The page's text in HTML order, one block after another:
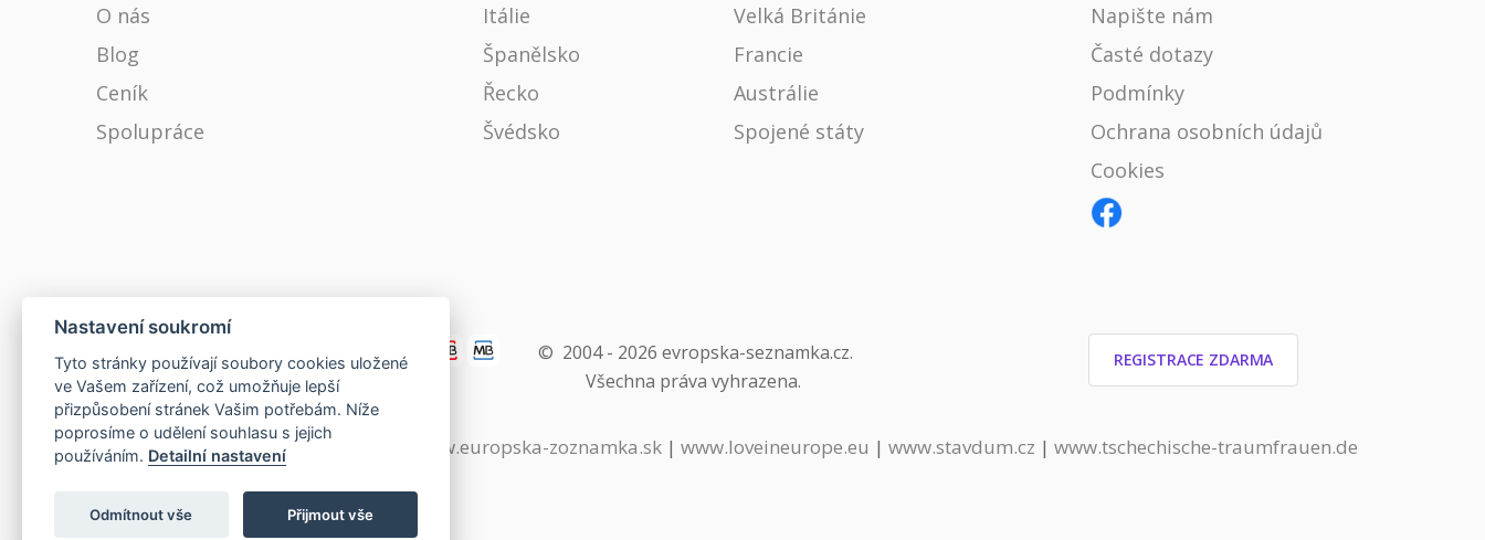
O nás
Blog
Ceník
Spolupráce
Itálie
Španělsko
Řecko
Švédsko
Velká Británie
Francie
Austrálie
Spojené státy
Napište nám
Časté dotazy
Podmínky
Ochrana osobních údajů
Cookies
© 2004 - 2026 evropska-seznamka.cz.
Všechna práva vyhrazena.
REGISTRACE ZDARMA
www.czech-single-women.com www.europska-zoznamka.sk | www.loveineurope.eu | www.stavdum.cz | www.tschechische-traumfrauen.de
Nastavení soukromí
Tyto stránky používají soubory cookies uložené
ve Vašem zařízení, což umožňuje lepší
přizpůsobení stránek Vašim potřebám. Níže
poprosíme o udělení souhlasu s jejich
používáním. Detailní nastavení
Odmítnout vše Přijmout vše